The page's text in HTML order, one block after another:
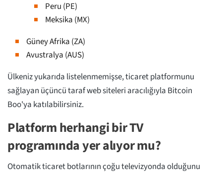
Peru (PE)
Meksika (MX)
Güney Afrika (ZA)
Avustralya (AUS)
Ülkeniz yukarıda listelenmemişse, ticaret platformunu
sağlayan üçüncü taraf web siteleri aracılığıyla Bitcoin
Boo'ya katılabilirsiniz.
Platform herhangi bir TV
programında yer alıyor mu?
Otomatik ticaret botlarının çoğu televizyonda olduğunu